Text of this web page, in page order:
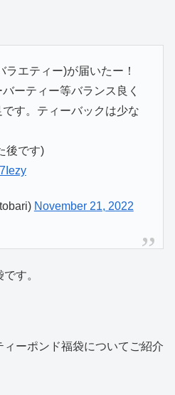
エティー)が届いたー！
ーティー等バランス良く
す。ティーバックは少な
後です)
November 21, 2022
す。
ィーポンド福袋についてご紹介